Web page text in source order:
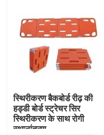
उत्पाद
वीडियो
हमारे बारे में
कारखाने का दौरा
स्थिरीकरण बैकबोर्ड रीढ़ की
हड्डी बोर्ड स्ट्रेचर सिर
स्थिरीकरण के साथ रोगी
स्थानांतरण